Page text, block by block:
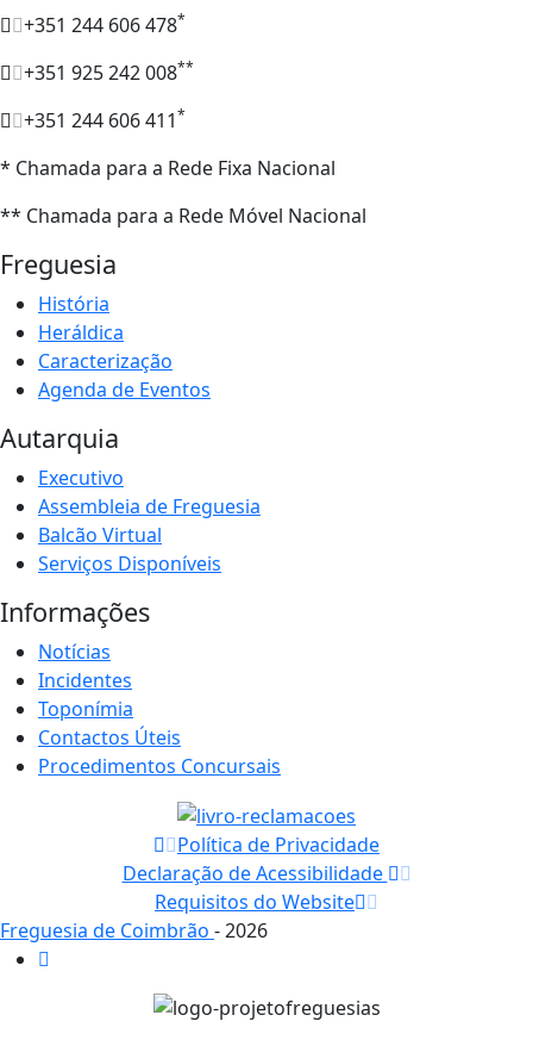
+351 244 606 478*
+351 925 242 008**
+351 244 606 411*
* Chamada para a Rede Fixa Nacional
** Chamada para a Rede Móvel Nacional
Freguesia
História
Heráldica
Caracterização
Agenda de Eventos
Autarquia
Executivo
Assembleia de Freguesia
Balcão Virtual
Serviços Disponíveis
Informações
Notícias
Incidentes
Toponímia
Contactos Úteis
Procedimentos Concursais
Política de Privacidade
Declaração de Acessibilidade
Requisitos do Website
Freguesia de Coimbrão - 2026